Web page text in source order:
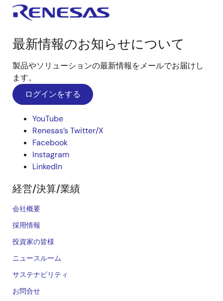
最新情報のお知らせについて
製品やソリューションの最新情報をメールでお届けし
ます。
ログインをする
YouTube
Renesas’s Twitter/X
Facebook
Instagram
LinkedIn
経営/決算/業績
会社概要
採用情報
投資家の皆様
ニュースルーム
サステナビリティ
お問合せ